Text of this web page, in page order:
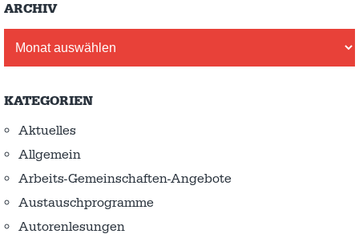
ARCHIV
KATEGORIEN
Aktuelles
Allgemein
Arbeits-Gemeinschaften-Angebote
Austausch­programme
Autorenlesungen